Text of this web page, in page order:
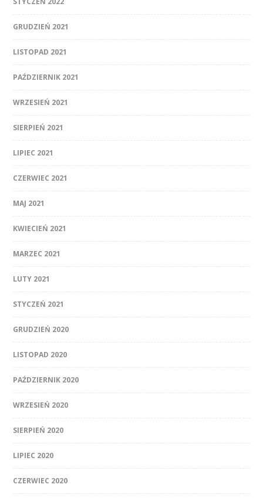
GRUDZIEŃ 2021
LISTOPAD 2021
PAŹDZIERNIK 2021
WRZESIEŃ 2021
SIERPIEŃ 2021
LIPIEC 2021
CZERWIEC 2021
MAJ 2021
KWIECIEŃ 2021
MARZEC 2021
LUTY 2021
STYCZEŃ 2021
GRUDZIEŃ 2020
LISTOPAD 2020
PAŹDZIERNIK 2020
WRZESIEŃ 2020
SIERPIEŃ 2020
LIPIEC 2020
CZERWIEC 2020